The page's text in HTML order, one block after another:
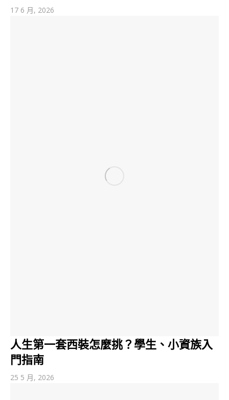
17 6 月, 2026
人生第一套西裝怎麼挑？學生、小資族入
門指南
25 5 月, 2026